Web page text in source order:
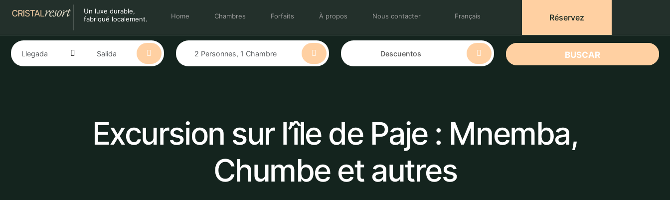
Un luxe durable,
fabriqué localement.
Home Chambres Forfaits À propos Nous contacter Français Réservez
BUSCAR
Excursion sur l’île de Paje : Mnemba,
Chumbe et autres